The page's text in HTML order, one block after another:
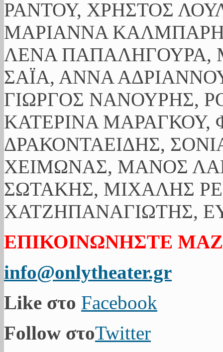
ΡΑΝΤΟΥ, ΧΡΗΣΤΟΣ
ΜΑΡΙΑΝΝΑ
ΛΕΝΑ ΠΑΠΑΛΗΓΟΥΡΑ,
ΣΑΪΑ, ΑΝΝΑ
ΓΙΩΡΓΟΣ ΝΑΝΟΥΡΗΣ,
ΚΑΤΕΡΙΝΑ ΜΑΡΑΓΚΟΥ,
ΔΡΑΚΟΝΤΑΕΙΔΗΣ,
ΧΕΙΜΩΝΑΣ, ΜΑΝΟΣ
ΣΩΤΑΚΗΣ, ΜΙΧΑΛΗΣ
ΧΑΤΖΗΠΑΝΑΓΙΩΤΗΣ,
ΕΠΙΚΟΙΝΩΝΗΣΤΕ
info@onlytheater.gr
Like στο Facebook
Follow στοTwitter